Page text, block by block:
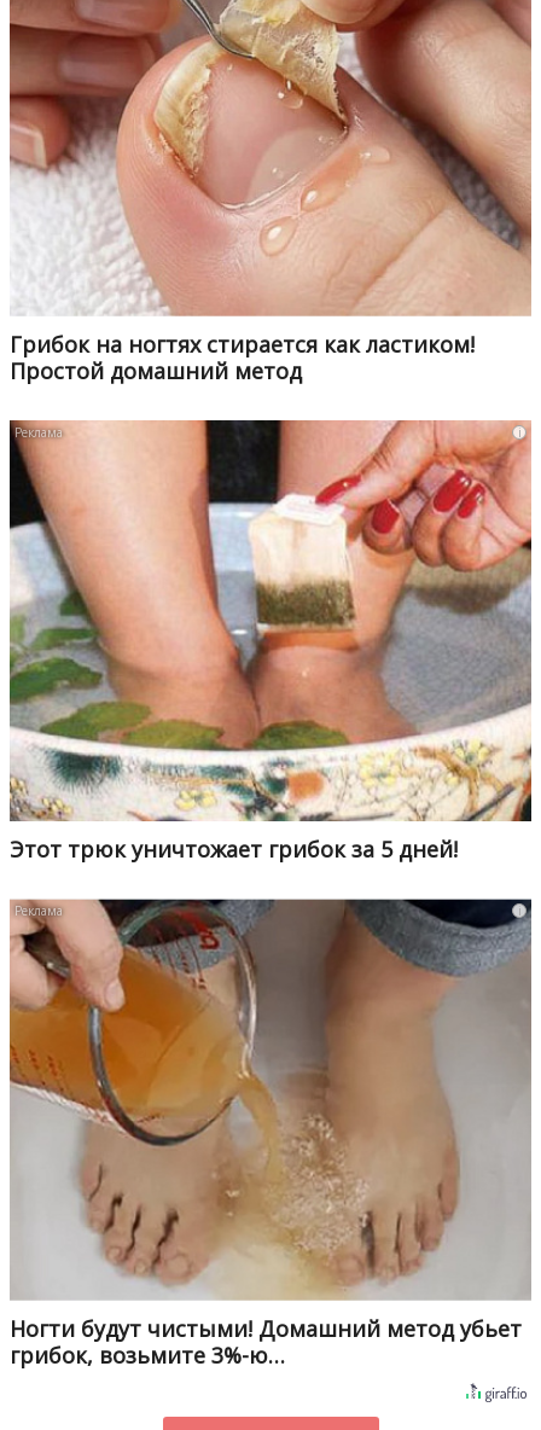
Грибок на ногтях стирается как ластиком!
Простой домашний метод
i
Этот трюк уничтожает грибок за 5 дней!
i
Ногти будут чистыми! Домашний метод убьет
грибок, возьмите 3%-ю…